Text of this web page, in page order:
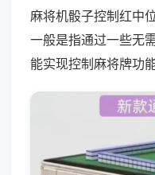
麻将机骰子控制红中
一般是指通过一些无
能实现控制麻将牌功